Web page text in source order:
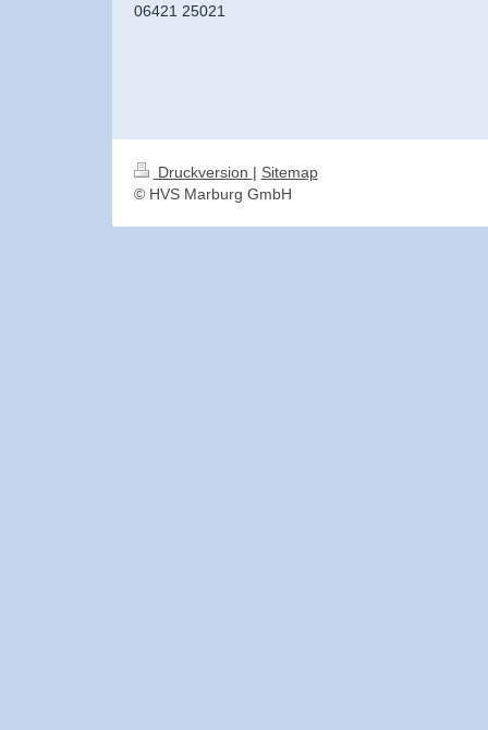
06421 25021
Druckversion | Sitemap
© HVS Marburg GmbH